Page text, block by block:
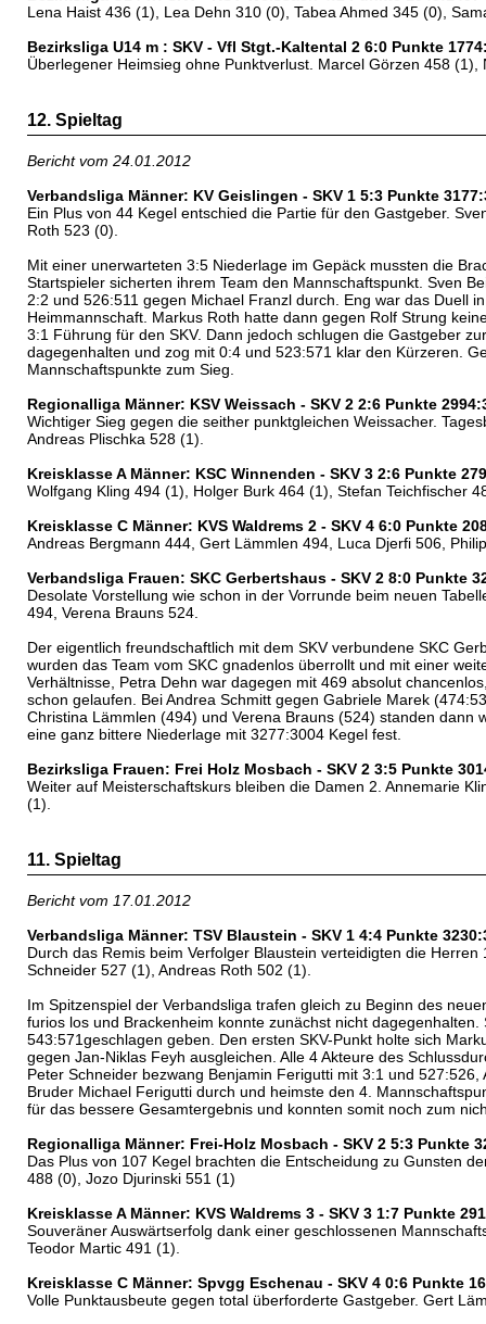
Lena Haist 436 (1), Lea Dehn 310 (0), Tabea Ahmed 345 (0),
Bezirksliga U14 m : SKV - Vfl Stgt.-Kaltental 2 6:0 Punkte
Überlegener Heimsieg ohne Punktverlust. Marcel Görzen 458
12. Spieltag
Bericht vom 24.01.2012
Verbandsliga Männer: KV Geislingen - SKV 1 5:3 Punkte
Ein Plus von 44 Kegel entschied die Partie für den Gastgeber.
Roth 523 (0).
Mit einer unerwarteten 3:5 Niederlage im Gepäck mussten die
Startspieler sicherten ihrem Team den Mannschaftspunkt. Sven
2:2 und 526:511 gegen Michael Franzl durch. Eng war das Duell
Heimmannschaft. Markus Roth hatte dann gegen Rolf Strung
3:1 Führung für den SKV. Dann jedoch schlugen die Gastgeber
dagegenhalten und zog mit 0:4 und 523:571 klar den Kürzeren.
Mannschaftspunkte zum Sieg.
Regionalliga Männer: KSV Weissach - SKV 2 2:6 Punkte
Wichtiger Sieg gegen die seither punktgleichen Weissacher.
Andreas Plischka 528 (1).
Kreisklasse A Männer: KSC Winnenden - SKV 3 2:6 Punkte
Wolfgang Kling 494 (1), Holger Burk 464 (1), Stefan Teichfischer
Kreisklasse C Männer: KVS Waldrems 2 - SKV 4 6:0 Punkte
Andreas Bergmann 444, Gert Lämmlen 494, Luca Djerfi 506,
Verbandsliga Frauen: SKC Gerbertshaus - SKV 2 8:0 Punkte
Desolate Vorstellung wie schon in der Vorrunde beim neuen
494, Verena Brauns 524.
Der eigentlich freundschaftlich mit dem SKV verbundene SKC
wurden das Team vom SKC gnadenlos überrollt und mit einer
Verhältnisse, Petra Dehn war dagegen mit 469 absolut
schon gelaufen. Bei Andrea Schmitt gegen Gabriele Marek
Christina Lämmlen (494) und Verena Brauns (524) standen
eine ganz bittere Niederlage mit 3277:3004 Kegel fest.
Bezirksliga Frauen: Frei Holz Mosbach - SKV 2 3:5 Punkte
Weiter auf Meisterschaftskurs bleiben die Damen 2. Annemarie
(1).
11. Spieltag
Bericht vom 17.01.2012
Verbandsliga Männer: TSV Blaustein - SKV 1 4:4 Punkte
Durch das Remis beim Verfolger Blaustein verteidigten die
Schneider 527 (1), Andreas Roth 502 (1).
Im Spitzenspiel der Verbandsliga trafen gleich zu Beginn des
furios los und Brackenheim konnte zunächst nicht
543:571geschlagen geben. Den ersten SKV-Punkt holte sich
gegen Jan-Niklas Feyh ausgleichen. Alle 4 Akteure des
Peter Schneider bezwang Benjamin Ferigutti mit 3:1 und
Bruder Michael Ferigutti durch und heimste den 4.
für das bessere Gesamtergebnis und konnten somit noch zum
Regionalliga Männer: Frei-Holz Mosbach - SKV 2 5:3 Punkte
Das Plus von 107 Kegel brachten die Entscheidung zu Gunsten
488 (0), Jozo Djurinski 551 (1)
Kreisklasse A Männer: KVS Waldrems 3 - SKV 3 1:7 Punkte
Souveräner Auswärtserfolg dank einer geschlossenen
Teodor Martic 491 (1).
Kreisklasse C Männer: Spvgg Eschenau - SKV 4 0:6 Punkte
Volle Punktausbeute gegen total überforderte Gastgeber. Gert